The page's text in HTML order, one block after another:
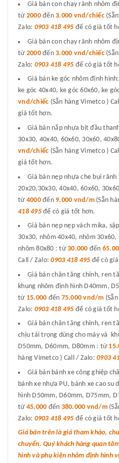
Giá bán con chạy rãnh nhôm
từ 2000đến 3.000 vnd/chiếc
Zalo: 0903 418 495 để có giá tốt
Giá bán con chạy rãnh nhôm
từ 2000đến 3.000 vnd/chiếc
Zalo: 0903 418 495 để có giá tốt
Giá bán ke góc nhôm định
ke góc 40x40, ke góc 60x60, ke
vnd/chiếc (Sẵn hàng Vimetco )
giá tốt hơn.
Giá bán nắp nhựa bịt đầu
30x30, 40x40, 60x60, 30x60,
vnd/chiếc (Sẵn hàng Vimetco )
giá tốt hơn.
Giá bán nẹp nhựa che bụi
20x20,30x30, 40x40, 60x60,
từ 4000đến 9.000 vnd/m(Sẵn
418 495để có giá tốt hơn.
Giá bán nẹp nẹp vách mika,
30x30, nhôm 40x40, nhôm
nhôm 80x80 : từ30.000 đến
Call / Zalo:0903 418 495 để có
Giá bán chân tăng chỉnh, ren
khung nhôm định hình D40mm,
từ 15.000 đến 75.000 vnd/m
Zalo: 0903 418 495 để có giá tốt
Giá bán chân tăng chỉnh, ren
chịu tải trọng dùng cho máy và
D50mm, D60mm, D80mm : từ
hàng Vimetco ) Call / Zalo: 0903
Giá bán bánh xe công ghiệp
bánh xe nhựa PU, bánh xe cao su
hình D50mm, D60mm, D75mm,
từ 45.000 đến 380.000 vnd/m
Zalo: 0903 418 495 để có giá tốt
Giá bán trên là giá tham khảo,
chuyển. Quý khách hàng quan
hình và phụ kiện nhôm định hình